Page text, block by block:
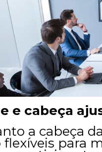
e cabeça
a cabeça
flexíveis para